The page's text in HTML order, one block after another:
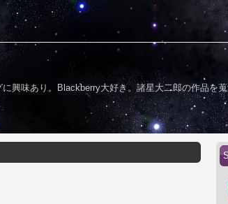
興味あり。Blackberry大好き。諸星大二郎の作品を蒐